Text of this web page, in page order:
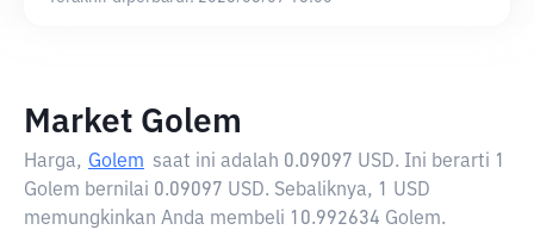
Market Golem
Harga, Golem saat ini adalah 0.09097 USD. Ini berarti 1
Golem bernilai 0.09097 USD. Sebaliknya, 1 USD
memungkinkan Anda membeli 10.992634 Golem.